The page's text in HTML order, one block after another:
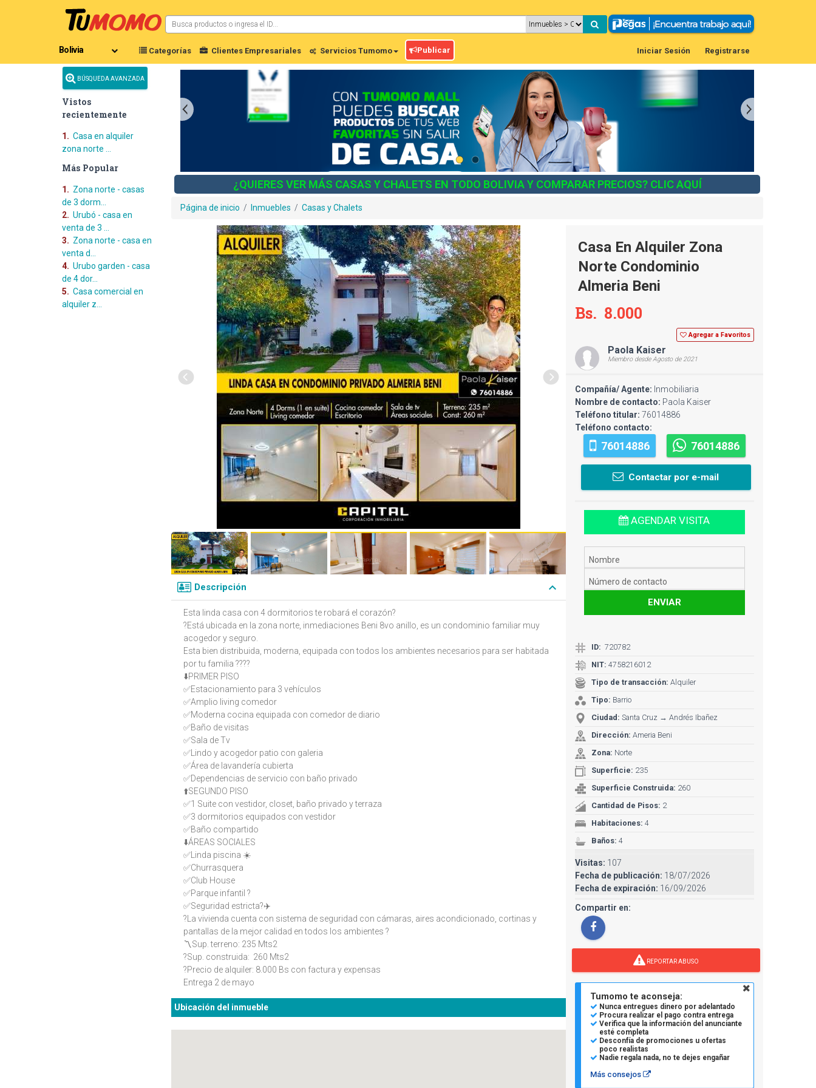
Categorías Clientes Empresariales Servicios Tumomo Publicar Iniciar Sesión Registrarse
BÚSQUEDA AVANZADA
Vistos
recientemente
1. Casa en alquiler
zona norte ...
Más Popular
1. Zona norte - casas
de 3 dorm...
2. Urubó - casa en
venta de 3 ...
3. Zona norte - casa en
venta d...
4. Urubo garden - casa
de 4 dor...
5. Casa comercial en
alquiler z...
¿QUIERES VER MÁS CASAS Y CHALETS EN TODO BOLIVIA Y COMPARAR PRECIOS? CLIC AQUÍ
Página de inicio / Inmuebles / Casas y Chalets
Descripción keyboard_arrow_down
Esta linda casa con 4 dormitorios te robará el corazón?
?Está ubicada en la zona norte, inmediaciones Beni 8vo anillo, es un condominio familiar muy
acogedor y seguro.
Esta bien distribuida, moderna, equipada con todos los ambientes necesarios para ser habitada
por tu familia ????
⬇️PRIMER PISO
✅Estacionamiento para 3 vehículos
✅Amplio living comedor
✅Moderna cocina equipada con comedor de diario
✅Baño de visitas
✅️Sala de Tv
✅Lindo y acogedor patio con galeria
✅Área de lavandería cubierta
✅Dependencias de servicio con baño privado
⬆️SEGUNDO PISO
✅1 Suite con vestidor, closet, baño privado y terraza
✅3 dormitorios equipados con vestidor
✅️Baño compartido
⬇️ÁREAS SOCIALES
✅Linda piscina ☀️
✅Churrasquera
✅️Club House
✅Parque infantil ?
✅️Seguridad estricta?✈️
?La vivienda cuenta con sistema de seguridad con cámaras, aires acondicionado, cortinas y
pantallas de la mejor calidad en todos los ambientes ?
〽️Sup. terreno: 235 Mts2
?Sup. construida: 260 Mts2
?Precio de alquiler: 8.000 Bs con factura y expensas
Entrega 2 de mayo
Ubicación del inmueble
Casa En Alquiler Zona
Norte Condominio
Almeria Beni
Bs. 8.000
Agregar a Favoritos
Paola Kaiser
Miembro desde Agosto de 2021
Compañía/ Agente: Inmobiliaria
Nombre de contacto: Paola Kaiser
Teléfono titular: 76014886
Teléfono contacto:
76014886 76014886
Contactar por e-mail
AGENDAR VISITA
ENVIAR
ID: 720782
NIT: 4758216012
Tipo de transacción: Alquiler
Tipo: Barrio
Ciudad: Santa Cruz → Andrés Ibañez
Dirección: Ameria Beni
Zona: Norte
Superficie: 235
Superficie Construida: 260
Cantidad de Pisos: 2
Habitaciones: 4
Baños: 4
Visitas: 107
Fecha de publicación: 18/07/2026
Fecha de expiración: 16/09/2026
Compartir en:
REPORTAR ABUSO
Tumomo te aconseja:
Nunca entregues dinero por adelantado
Procura realizar el pago contra entrega
Verifica que la información del anunciante
esté completa
Desconfía de promociones u ofertas
poco realistas
Nadie regala nada, no te dejes engañar
Más consejos